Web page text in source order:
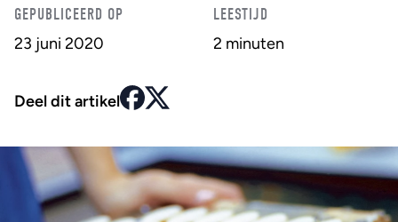
GEPUBLICEERD OP
23 juni 2020
LEESTIJD
2 minuten
Deel dit artikel